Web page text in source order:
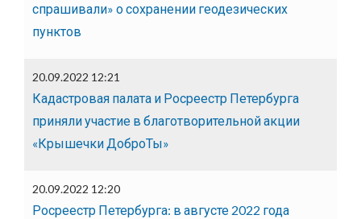
спрашивали» о сохранении геодезических
пунктов
20.09.2022 12:21
Кадастровая палата и Росреестр Петербурга
приняли участие в благотворительной акции
«Крышечки ДоброТы»
20.09.2022 12:20
Росреестр Петербурга: в августе 2022 года